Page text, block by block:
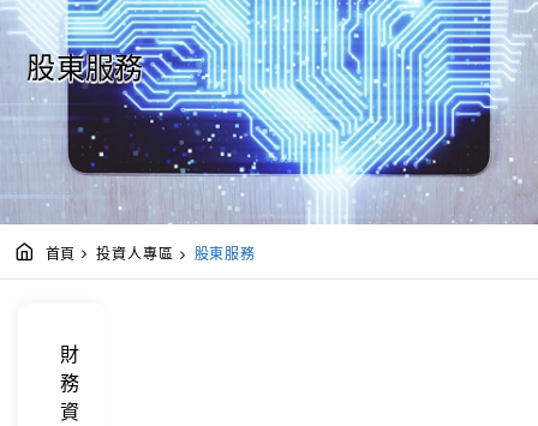
股東服務
首頁 投資人專區 股東服務
財
務
資